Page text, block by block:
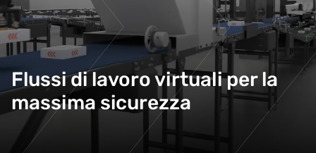
Flussi di lavoro virtuali per la
massima sicurezza